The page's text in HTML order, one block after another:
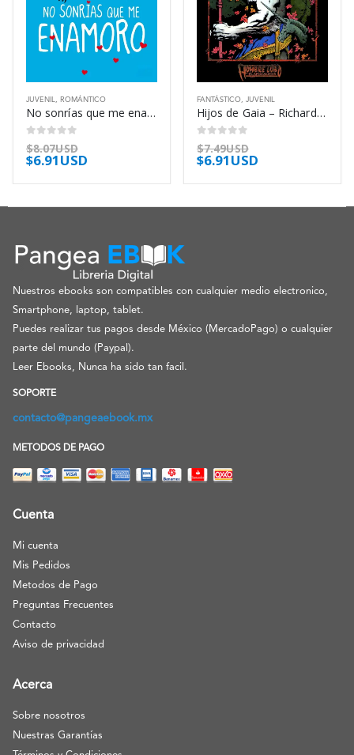
JUVENIL, ROMÁNTICO
No sonrías que me enamoro – Blue Jeans
0out of 5
$8.07USD
$6.91USD
FANTÁSTICO, JUVENIL
Hijos de Gaia – Richard Lee Byers
0out of 5
$7.49USD
$6.91USD
Nuestros ebooks son compatibles con cualquier medio electronico,
Smartphone, laptop, tablet.
Puedes realizar tus pagos desde México (MercadoPago) o cualquier
parte del mundo (Paypal).
Leer Ebooks, Nunca ha sido tan facil.
SOPORTE
contacto@pangeaebook.mx
METODOS DE PAGO
Cuenta
Mi cuenta
Mis Pedidos
Metodos de Pago
Preguntas Frecuentes
Contacto
Aviso de privacidad
Acerca
Sobre nosotros
Nuestras Garantías